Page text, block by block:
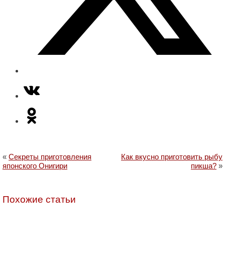
« Секреты приготовления
японского Онигири
Как вкусно приготовить рыбу
пикша? »
Похожие статьи